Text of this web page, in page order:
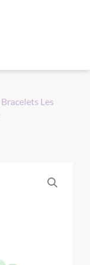
Bracelets Les